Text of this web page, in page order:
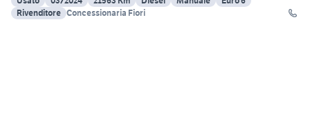
Rivenditore Concessionaria Fiori